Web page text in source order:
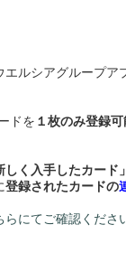
ルシアグループ
ドを １枚のみ登録可
しく入手したカード」
登録されたカードの
らにてご確認くださ